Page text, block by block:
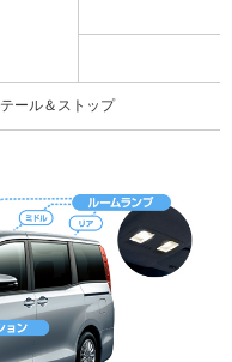
テール＆ストップ